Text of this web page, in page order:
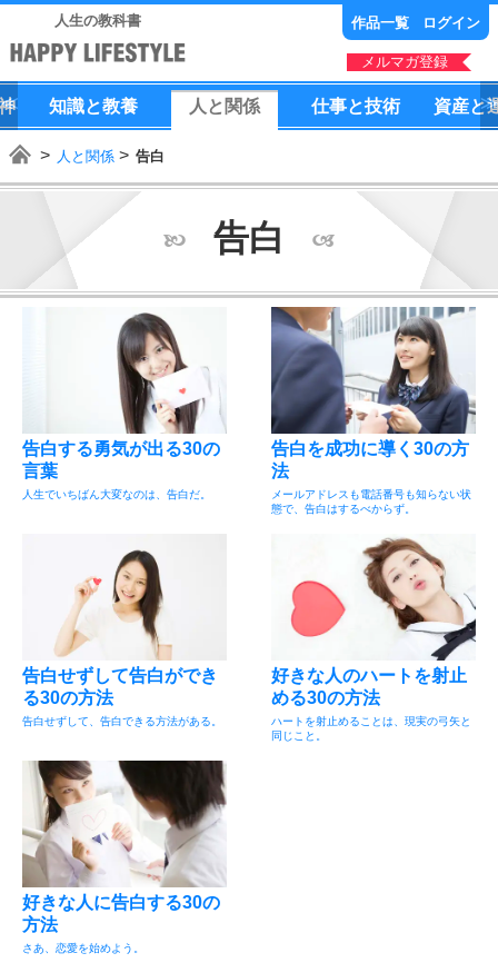
人生の教科書 作品一覧 ログイン
メルマガ登録
知識と教養 人 と 関係 仕事と技術 資産と
人と関係 告白
告白
告白する勇気が出る30の
言葉
人生でいちばん大変なのは、告白だ。
告白を成功に導く30の方
法
メールアドレスも電話番号も知らない状
態で、告白はするべからず。
告白せずして告白ができ
る30の方法
告白せずして、告白できる方法がある。
好きな人のハートを射止
める30の方法
ハートを射止めることは、現実の弓矢と
同じこと。
好きな人に告白する30の
方法
さあ、恋愛を始めよう。